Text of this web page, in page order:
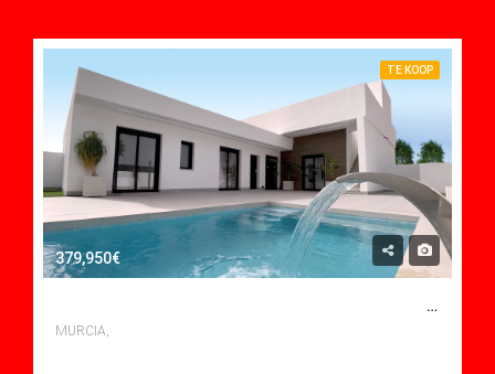
TE KOOP
379,950€
3 SLAAPKAMERS NIEUWBOUW VILLA TE KOOP IN ROLDÃ¡N, MURCIA
MURCIA,